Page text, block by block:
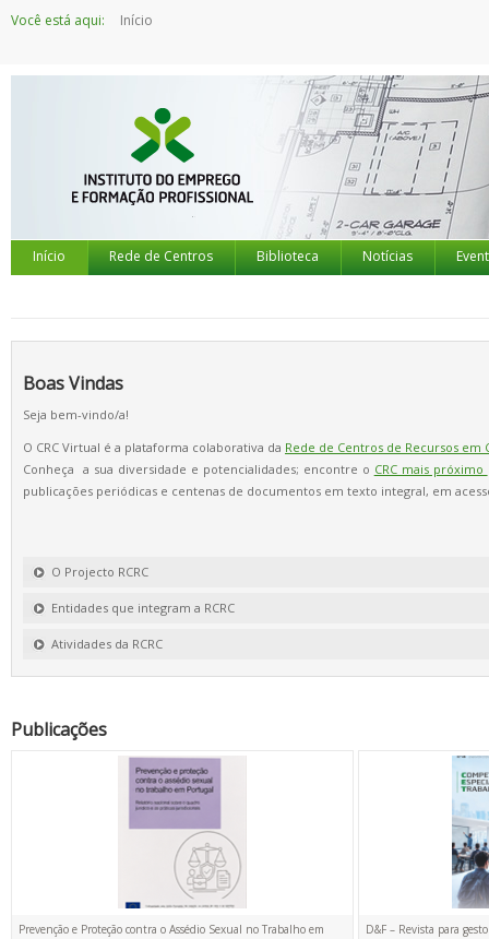
paraVocê está aqui: Início
Início Rede de Centros Biblioteca Notícias
Boas Vindas
Seja bem-vindo/a!
O CRC Virtual é a plataforma colaborativa da Rede de Centros de Recursos em
Conheça a sua diversidade e potencialidades; encontre o CRC mais próximo
publicações periódicas e centenas de documentos em texto integral, em
O Projecto RCRC
Entidades que integram a RCRC
Atividades da RCRC
Publicações
Prevenção e Proteção contra o Assédio Sexual no Trabalho em
D&F – Revista para